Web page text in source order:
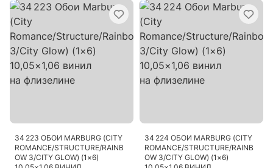
34 223 ОБОИ MARBURG (CITY
ROMANCE/STRUCTURE/RAINB
OW 3/CITY GLOW) (1×6)
34 224 ОБОИ MARBURG (CITY
ROMANCE/STRUCTURE/RAINB
OW 3/CITY GLOW) (1×6)